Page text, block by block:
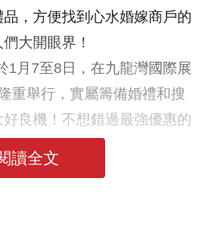
，方便找到心水婚嫁商戶的
大開眼界！
1月7至8日，在九龍灣國際展
重舉行，實屬籌備婚禮和搜
良機！不想錯過最強優惠的
飛
讀全文